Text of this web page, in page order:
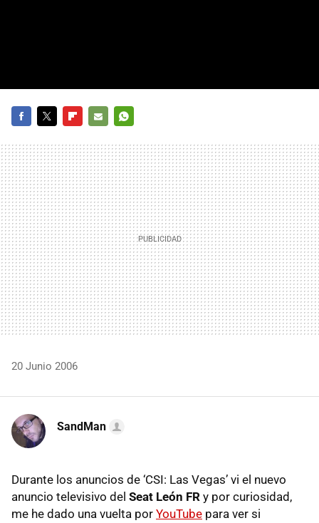
MAIL
20 Junio 2006
SandMan
Durante los anuncios de ‘CSI: Las Vegas’ vi el nuevo
anuncio televisivo del Seat León FR y por curiosidad,
me he dado una vuelta por YouTube para ver si